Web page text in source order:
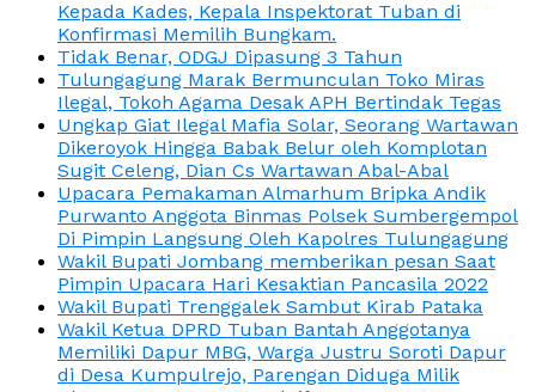
Kepada Kades, Kepala Inspektorat Tuban di
Konfirmasi Memilih Bungkam.
Tidak Benar, ODGJ Dipasung 3 Tahun
Tulungagung Marak Bermunculan Toko Miras
Ilegal, Tokoh Agama Desak APH Bertindak Tegas
Ungkap Giat Ilegal Mafia Solar, Seorang Wartawan
Dikeroyok Hingga Babak Belur oleh Komplotan
Sugit Celeng, Dian Cs Wartawan Abal-Abal
Upacara Pemakaman Almarhum Bripka Andik
Purwanto Anggota Binmas Polsek Sumbergempol
Di Pimpin Langsung Oleh Kapolres Tulungagung
Wakil Bupati Jombang memberikan pesan Saat
Pimpin Upacara Hari Kesaktian Pancasila 2022
Wakil Bupati Trenggalek Sambut Kirab Pataka
Wakil Ketua DPRD Tuban Bantah Anggotanya
Memiliki Dapur MBG, Warga Justru Soroti Dapur
di Desa Kumpulrejo, Parengan Diduga Milik